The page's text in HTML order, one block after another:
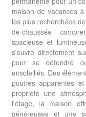
maison de vacances
les plus recherchées
de-chaussée
spacieuse et
s'ouvre directement
pour se détendre
ensoleillés. Des
poutres apparentes
propriété une
l'étage, la maison
généreuses et une